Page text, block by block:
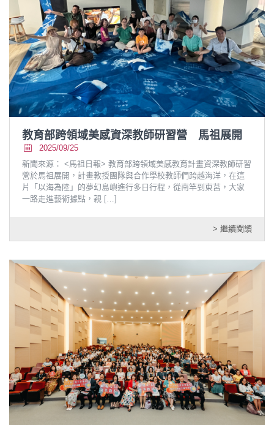
教育部跨領域美感資深教師研習營 馬祖展開
2025/09/25
新聞來源： <馬祖日報> 教育部跨領域美感教育計畫資深教師研習
營於馬祖展開，計畫教授團隊與合作學校教師們跨越海洋，在這
片「以海為陸」的夢幻島嶼進行多日行程，從南竿到東莒，大家
一路走進藝術據點，親 […]
> 繼續閱讀